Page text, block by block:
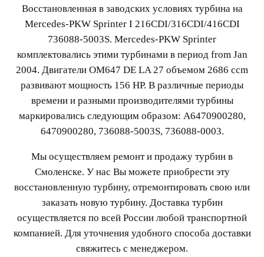
Восстановленная в заводских условиях турбина на
Mercedes-PKW Sprinter I 216CDI/316CDI/416CDI
736088-5003S. Mercedes-PKW Sprinter
комплектовались этими турбинами в период from Jan
2004. Двигатели OM647 DE LA 27 объемом 2686 ccm
развивают мощность 156 HP. В различные периоды
времени и разными производителями турбины
маркировались следующим образом: A6470900280,
6470900280, 736088-5003S, 736088-0003.
Мы осуществляем ремонт и продажу турбин в
Смоленске. У нас Вы можете приобрести эту
восстановленную турбину, отремонтировать свою или
заказать новую турбину. Доставка турбин
осуществляется по всей России любой транспортной
компанией. Для уточнения удобного способа доставки
свяжитесь с менеджером.